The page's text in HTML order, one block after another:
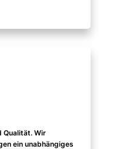
Qualität. Wir
ein unabhängiges